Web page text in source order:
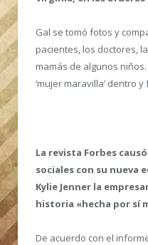
Gal se tomó fotos y
pacientes, los doctores,
mamás de algunos
‘mujer maravilla’ dentro
La revista Forbes
sociales con su nueva
Kylie Jenner la
historia «hecha por sí
De acuerdo con el